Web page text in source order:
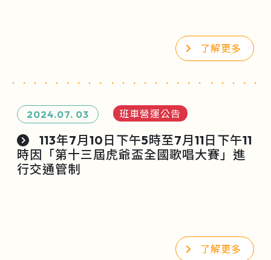
了解更多
2024.07. 03 班車營運公告
113年7月10日下午5時至7月11日下午11
時因「第十三屆虎爺盃全國歌唱大賽」進
行交通管制
了解更多